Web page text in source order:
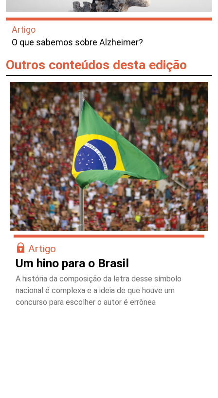
Artigo
O que sabemos sobre Alzheimer?
Outros conteúdos desta edição
Artigo
Um hino para o Brasil
A história da composição da letra desse símbolo
nacional é complexa e a ideia de que houve um
concurso para escolher o autor é errônea